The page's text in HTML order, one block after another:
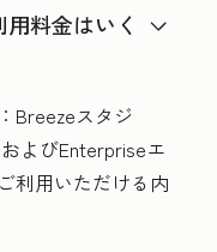
料金はいく
Breezeスタジ
よびEnterpriseエ
利用いただける内